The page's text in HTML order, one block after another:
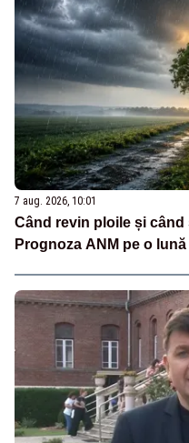
7 aug. 2026, 10:01
Când revin ploile și
Prognoza ANM pe o lună